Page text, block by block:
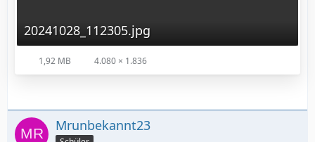
20241028_112305.jpg
1,92 MB 4.080 × 1.836
Mrunbekannt23